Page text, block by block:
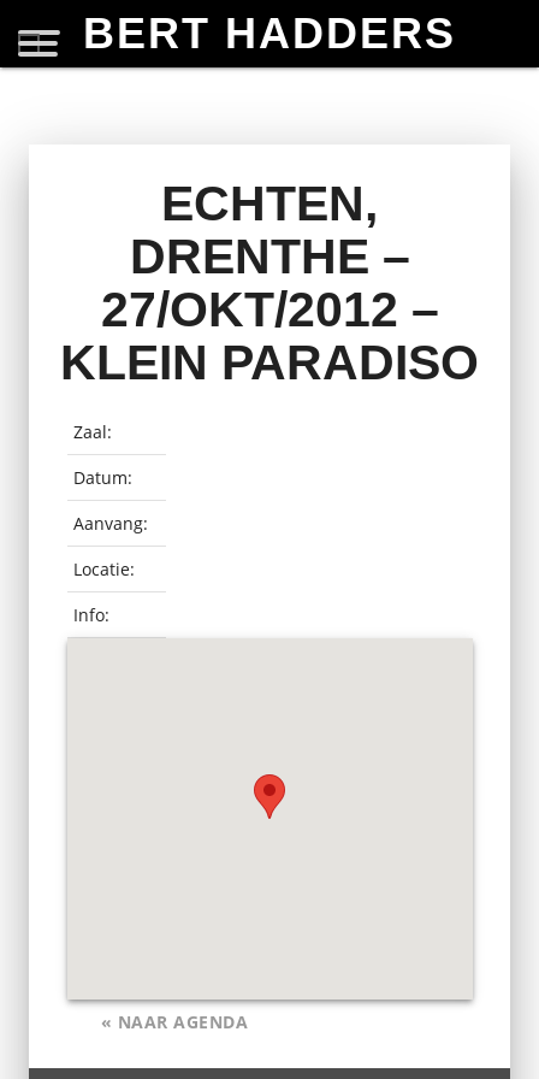
BERT HADDERS
ECHTEN,
DRENTHE –
27/OKT/2012 –
KLEIN PARADISO
Zaal:
Datum:
Aanvang:
Locatie:
Info:
« NAAR AGENDA